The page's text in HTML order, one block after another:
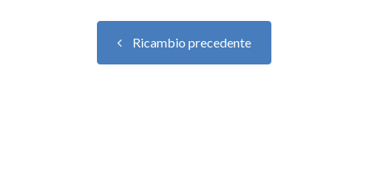
Ricambio precedente